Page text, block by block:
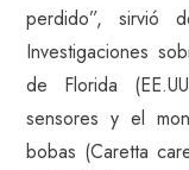
perdido”, sirvió
Investigaciones
de Florida
sensores y el
bobas (Caretta